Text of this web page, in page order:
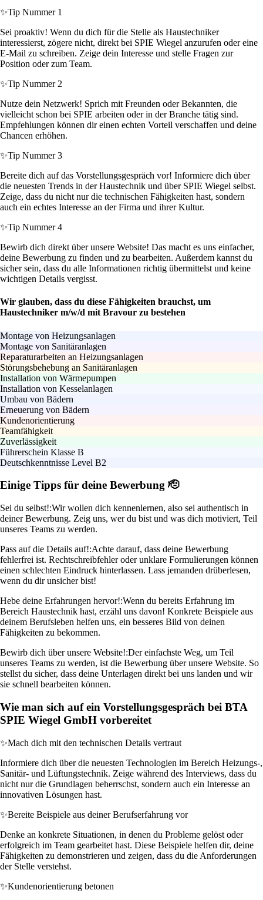
✨Tip Nummer 1
Sei proaktiv! Wenn du dich für die Stelle als Haustechniker
interessierst, zögere nicht, direkt bei SPIE Wiegel anzurufen oder eine
E-Mail zu schreiben. Zeige dein Interesse und stelle Fragen zur
Position oder zum Team.
✨Tip Nummer 2
Nutze dein Netzwerk! Sprich mit Freunden oder Bekannten, die
vielleicht schon bei SPIE arbeiten oder in der Branche tätig sind.
Empfehlungen können dir einen echten Vorteil verschaffen und deine
Chancen erhöhen.
✨Tip Nummer 3
Bereite dich auf das Vorstellungsgespräch vor! Informiere dich über
die neuesten Trends in der Haustechnik und über SPIE Wiegel selbst.
Zeige, dass du nicht nur die technischen Fähigkeiten hast, sondern
auch ein echtes Interesse an der Firma und ihrer Kultur.
✨Tip Nummer 4
Bewirb dich direkt über unsere Website! Das macht es uns einfacher,
deine Bewerbung zu finden und zu bearbeiten. Außerdem kannst du
sicher sein, dass du alle Informationen richtig übermittelst und keine
wichtigen Details vergisst.
Wir glauben, dass du diese Fähigkeiten brauchst, um
Haustechniker m/w/d mit Bravour zu bestehen
Montage von Heizungsanlagen
Montage von Sanitäranlagen
Reparaturarbeiten an Heizungsanlagen
Störungsbehebung an Sanitäranlagen
Installation von Wärmepumpen
Installation von Kesselanlagen
Umbau von Bädern
Erneuerung von Bädern
Kundenorientierung
Teamfähigkeit
Zuverlässigkeit
Führerschein Klasse B
Deutschkenntnisse Level B2
Einige Tipps für deine Bewerbung 🫡
Sei du selbst!:Wir wollen dich kennenlernen, also sei authentisch in
deiner Bewerbung. Zeig uns, wer du bist und was dich motiviert, Teil
unseres Teams zu werden.
Pass auf die Details auf!:Achte darauf, dass deine Bewerbung
fehlerfrei ist. Rechtschreibfehler oder unklare Formulierungen können
einen schlechten Eindruck hinterlassen. Lass jemanden drüberlesen,
wenn du dir unsicher bist!
Hebe deine Erfahrungen hervor!:Wenn du bereits Erfahrung im
Bereich Haustechnik hast, erzähl uns davon! Konkrete Beispiele aus
deinem Berufsleben helfen uns, ein besseres Bild von deinen
Fähigkeiten zu bekommen.
Bewirb dich über unsere Website!:Der einfachste Weg, um Teil
unseres Teams zu werden, ist die Bewerbung über unsere Website. So
stellst du sicher, dass deine Unterlagen direkt bei uns landen und wir
sie schnell bearbeiten können.
Wie man sich auf ein Vorstellungsgespräch bei BTA
SPIE Wiegel GmbH vorbereitet
✨Mach dich mit den technischen Details vertraut
Informiere dich über die neuesten Technologien im Bereich Heizungs-,
Sanitär- und Lüftungstechnik. Zeige während des Interviews, dass du
nicht nur die Grundlagen beherrschst, sondern auch ein Interesse an
innovativen Lösungen hast.
✨Bereite Beispiele aus deiner Berufserfahrung vor
Denke an konkrete Situationen, in denen du Probleme gelöst oder
erfolgreich im Team gearbeitet hast. Diese Beispiele helfen dir, deine
Fähigkeiten zu demonstrieren und zeigen, dass du die Anforderungen
der Stelle verstehst.
✨Kundenorientierung betonen